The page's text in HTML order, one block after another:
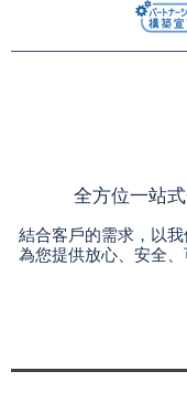
全方位一站
結合客戶的需求，以
為您提供放心、安全